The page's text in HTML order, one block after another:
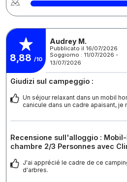
8,88 /10
Audrey M.
Pubblicato il 16/07/2026
Soggiorno : 11/07/2026 -
13/07/2026
Giudizi sul campeggio :
Un séjour relaxant dans un mobil
canicule dans un cadre apaisant, je r
Recensione sull'alloggio :
chambre 2/3 Personnes avec
J'ai apprécié le cadre de ce
d'arbres.